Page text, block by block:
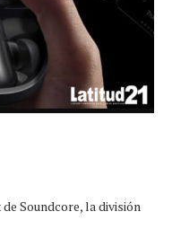
Soundcore, la división